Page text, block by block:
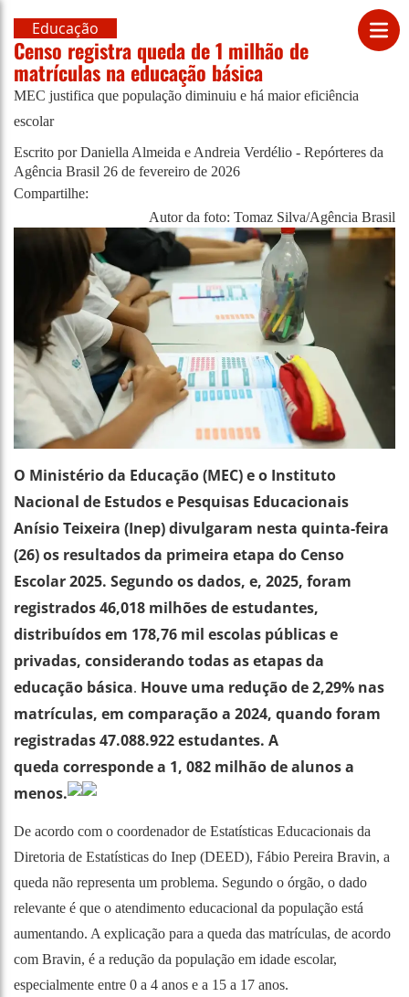
Educação
Censo registra queda de 1 milhão de
matrículas na educação básica
MEC justifica que população diminuiu e há maior eficiência
escolar
Escrito por Daniella Almeida e Andreia Verdélio - Repórteres da
Agência Brasil 26 de fevereiro de 2026
Compartilhe:
Autor da foto: Tomaz Silva/Agência Brasil
O Ministério da Educação (MEC) e o Instituto
Nacional de Estudos e Pesquisas Educacionais
Anísio Teixeira (Inep) divulgaram nesta quinta-feira
(26) os resultados da primeira etapa do Censo
Escolar 2025. Segundo os dados, e, 2025, foram
registrados 46,018 milhões de estudantes,
distribuídos em 178,76 mil escolas públicas e
privadas, considerando todas as etapas da
educação básica. Houve uma redução de 2,29% nas
matrículas, em comparação a 2024, quando foram
registradas 47.088.922 estudantes. A
queda corresponde a 1, 082 milhão de alunos a
menos.
De acordo com o coordenador de Estatísticas Educacionais da
Diretoria de Estatísticas do Inep (DEED), Fábio Pereira Bravin, a
queda não representa um problema. Segundo o órgão, o dado
relevante é que o atendimento educacional da população está
aumentando. A explicação para a queda das matrículas, de acordo
com Bravin, é a redução da população em idade escolar,
especialmente entre 0 a 4 anos e a 15 a 17 anos.